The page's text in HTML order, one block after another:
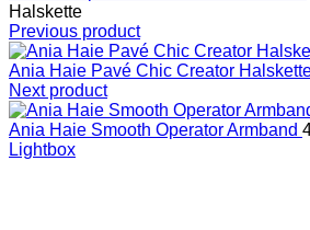
Halskette
Previous product
Ania Haie Pavé Chic Creator
Next product
Ania Haie Smooth Operator Armband
Lightbox